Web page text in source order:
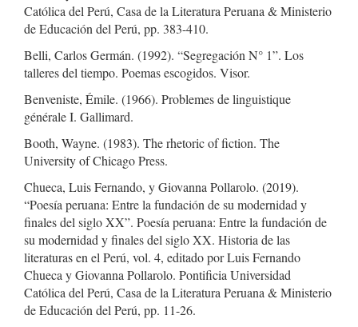
Católica del Perú, Casa de la Literatura Peruana & Ministerio
de Educación del Perú, pp. 383-410.
Belli, Carlos Germán. (1992). “Segregación N° 1”. Los
talleres del tiempo. Poemas escogidos. Visor.
Benveniste, Émile. (1966). Problemes de linguistique
générale I. Gallimard.
Booth, Wayne. (1983). The rhetoric of fiction. The
University of Chicago Press.
Chueca, Luis Fernando, y Giovanna Pollarolo. (2019).
“Poesía peruana: Entre la fundación de su modernidad y
finales del siglo XX”. Poesía peruana: Entre la fundación de
su modernidad y finales del siglo XX. Historia de las
literaturas en el Perú, vol. 4, editado por Luis Fernando
Chueca y Giovanna Pollarolo. Pontificia Universidad
Católica del Perú, Casa de la Literatura Peruana & Ministerio
de Educación del Perú, pp. 11-26.